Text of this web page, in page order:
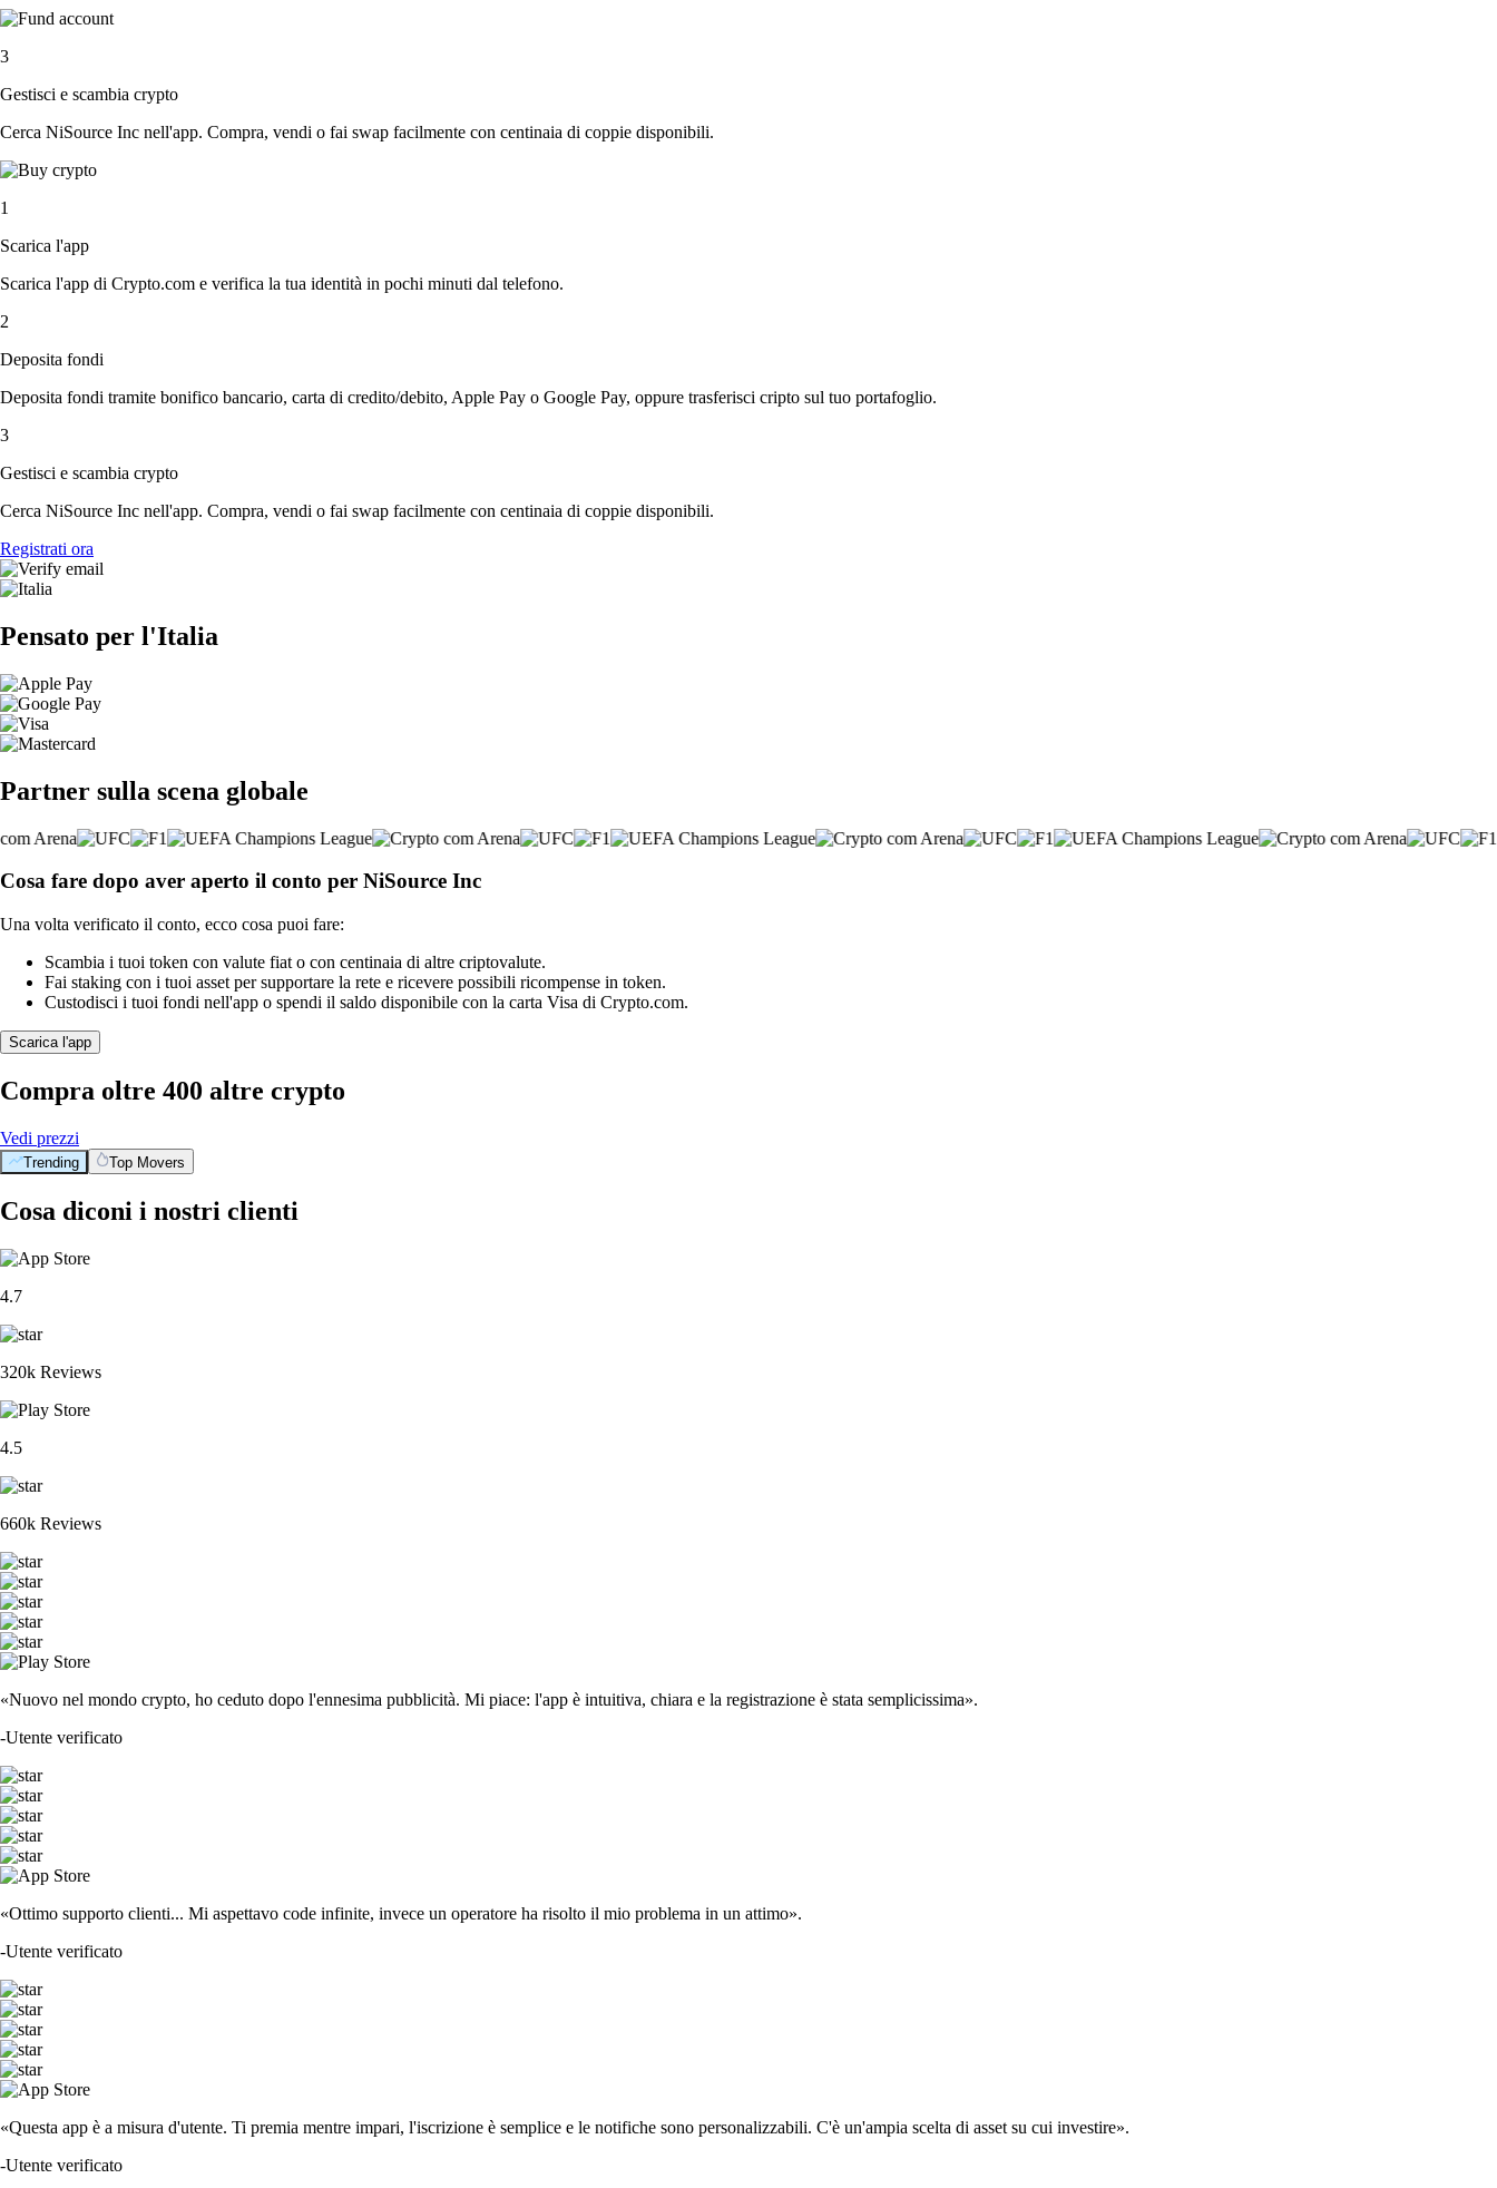
3
Gestisci e scambia crypto
Cerca NiSource Inc nell'app. Compra, vendi o fai swap facilmente con centinaia di coppie disponibili.
1
Scarica l'app
Scarica l'app di Crypto.com e verifica la tua identità in pochi minuti dal telefono.
2
Deposita fondi
Deposita fondi tramite bonifico bancario, carta di credito/debito, Apple Pay o Google Pay, oppure trasferisci cripto sul tuo portafoglio.
3
Gestisci e scambia crypto
Cerca NiSource Inc nell'app. Compra, vendi o fai swap facilmente con centinaia di coppie disponibili.
Registrati ora
Pensato per l'Italia
Partner sulla scena globale
Cosa fare dopo aver aperto il conto per NiSource Inc
Una volta verificato il conto, ecco cosa puoi fare:
Scambia i tuoi token con valute fiat o con centinaia di altre criptovalute.
Fai staking con i tuoi asset per supportare la rete e ricevere possibili ricompense in token.
Custodisci i tuoi fondi nell'app o spendi il saldo disponibile con la carta Visa di Crypto.com.
Scarica l'app
Compra oltre 400 altre crypto
Vedi prezzi
Trending Top Movers
Cosa diconi i nostri clienti
4.7
320k Reviews
4.5
660k Reviews
«Nuovo nel mondo crypto, ho ceduto dopo l'ennesima pubblicità. Mi piace: l'app è intuitiva, chiara e la registrazione è stata semplicissima».
-Utente verificato
«Ottimo supporto clienti... Mi aspettavo code infinite, invece un operatore ha risolto il mio problema in un attimo».
-Utente verificato
«Questa app è a misura d'utente. Ti premia mentre impari, l'iscrizione è semplice e le notifiche sono personalizzabili. C'è un'ampia scelta di asset su cui investire».
-Utente verificato